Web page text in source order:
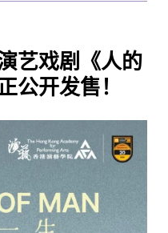
艺戏剧《人的
公开发售！